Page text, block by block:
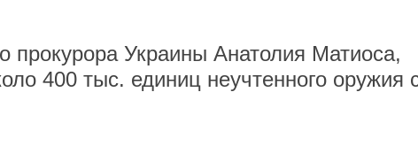
прокурора Украины Анатолия Матиоса,
400 тыс. единиц неучтенного оружия